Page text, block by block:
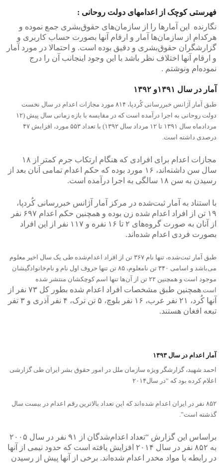
فهرستی کوچک از اعدامهای دولت روحانی :
نگارنده این آمارها را از سازمان‌های حقوق‌بشری جمع نموده و
هرکدام از سازمان‌ها آمار و ارقام آنها بصورت حساب کاربری و
گزارشگران حقوق‌بشری و دقیق بوده است. و احتمالا در مورد آمار
و ارقام آنها اختلاف نظر باشد با این وجود اینجانب آن را درج
نموده‌ام ونوشتم .
آمار در سال ١٣٩١و ١٣٩٢
طبق آمار آژانس خبررسانی کُردپا، ٨١۴ مورد مجازات اعدام در سال نخست
دولت روحانی به اجرا درآمده است که در مقایسه با بازه زمانی سال پیش (١٢
مردادماه سال ١٣٩١ تا ١٢ مرداد سال ١٣٩٢) با تعداد ۵۵٣ مورد، افزایش ۴٧
درصدی داشته است.
مجازات اعدام برای افرادی که هنگام ارتکاب جرم کمتر از ١٨
سال سن داشته‌اند، ١۶ مورد بوده که حکم اعدام تمامی آنان بعد از
رسیدن به سن ١٨ سالگی به اجرا درآمده است.
با استناد به آمار ثبت‌شدە در مرکز آمار آژانس خبررسانی کُردپا،
١٩ تن از افراد اعدام شده زن بودە و همچنین حکم اعدام ۶٩٧ نفر
از آنان به صورت گروه‌های ٢ تا ١۶ نفره و ١١٧ نفر از این افراد
بصورت فردی اعدام شده‌اند.
طبق آمار ثبت‌شدە، تنها نام ٣۶٧ تن از افراد اعدام‌شدە طی یک سال اخیر معلوم
می‌باشد و اسامی ٣۴٠ تن نامعلوم، ٨۵ تن تنها حروف اول نام و نام‌خانوادگیشان
موجود است و همچنین ٢٢ تن از آن‌ها تنها اسم کوچکشان منتشر شده
است.
همچنین طبق مشخصات افراد اعدام شده بطور کل ٧٣ نفر از
آنها کُرد، ٢١ نفر عرب، ١۶ نفر بلوچ، ۵ تن ترک، ۴ نفر آذری و ٣ تفر
تبعه افغان هستند.
آمار اعدام در سال ١٣٩٣
احمد شهید، گزارشگر ویژه سازمان ملل در امور حقوق بشر ایران طی گزارشی
اعلام کرده بود که “در سال٢٠١۴
۸۵۲ نفر در ایران اعدام شده‌اند که این تعداد بالاترین رقم اعدام در بیست سال
گذشته است”.
براساس این گزارش “تعداد اعدام‌شدگان از ٩١ نفر در سال ٢٠٠۵
به ۸۵۲ نفر در سال ٢٠١۴ افزایش یافته است که حدود نیمی از آنها
در رابطه با مواد مخدر اعدام شده‌اند. برخی از آنها پیش از رسیدن